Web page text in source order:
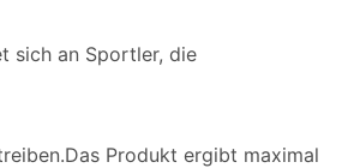
sich an Sportler, die
Produkt ergibt maximal